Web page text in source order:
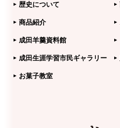
歴史について
商品紹介
成田羊羹資料館
成田生涯学習市民ギャラリー
お菓子教室